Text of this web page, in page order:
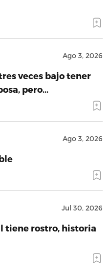
Ago 3, 2026
veces bajo tener
pero…
Ago 3, 2026
Jul 30, 2026
tiene rostro, historia